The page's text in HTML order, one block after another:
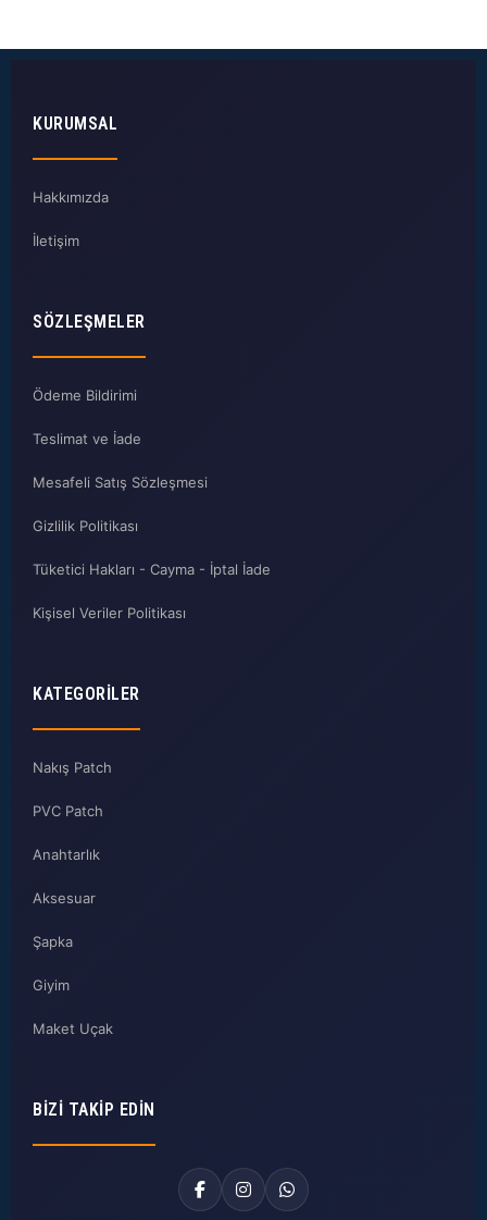
KURUMSAL
Hakkımızda
İletişim
SÖZLEŞMELER
Ödeme Bildirimi
Teslimat ve İade
Mesafeli Satış Sözleşmesi
Gizlilik Politikası
Tüketici Hakları - Cayma - İptal İade
Kişisel Veriler Politikası
KATEGORILER
Nakış Patch
PVC Patch
Anahtarlık
Aksesuar
Şapka
Giyim
Maket Uçak
BIZI TAKIP EDIN